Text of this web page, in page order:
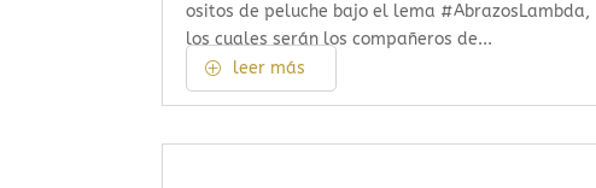
ositos de peluche bajo el lema #AbrazosLambda,
los cuales serán los compañeros de...
leer más